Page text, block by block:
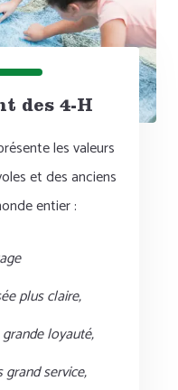
des 4-H
les valeurs
et des anciens
entier :
plus claire,
loyauté,
service,